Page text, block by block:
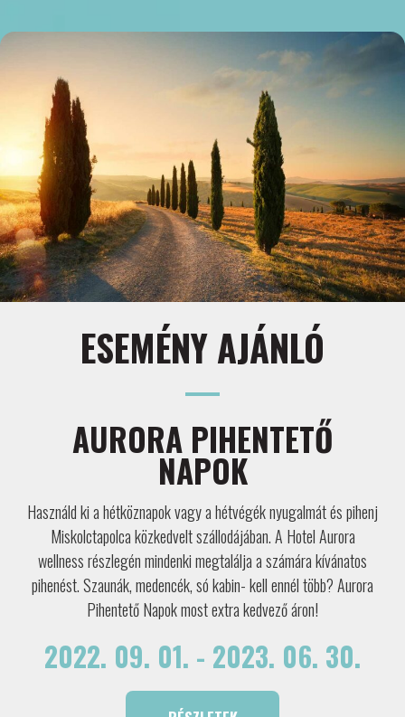
ESEMÉNY AJÁNLÓ
AURORA PIHENTETŐ
NAPOK
Használd ki a hétköznapok vagy a hétvégék nyugalmát és pihenj
Miskolctapolca közkedvelt szállodájában. A Hotel Aurora
wellness részlegén mindenki megtalálja a számára kívánatos
pihenést. Szaunák, medencék, só kabin- kell ennél több? Aurora
Pihentető Napok most extra kedvező áron!
2022. 09. 01. - 2023. 06. 30.